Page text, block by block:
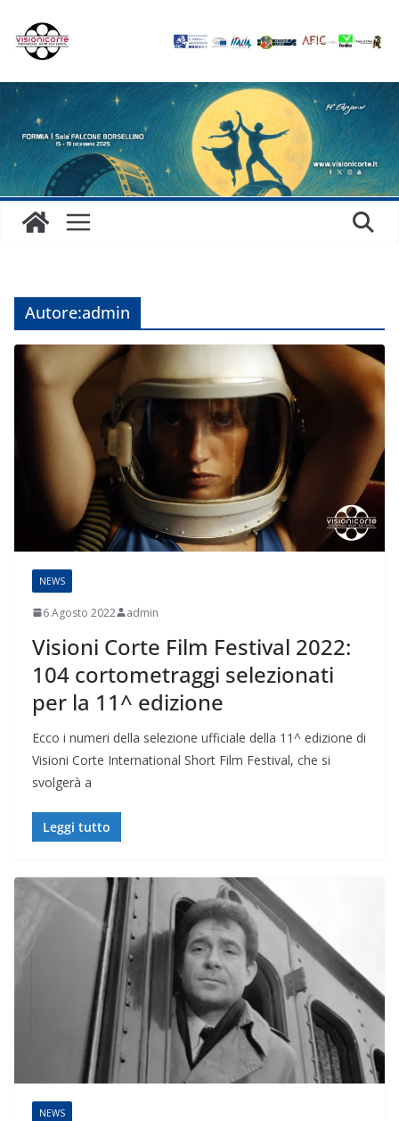
contenuto
Autore:admin
NEWS
6 Agosto 2022 admin
Visioni Corte Film Festival 2022:
104 cortometraggi selezionati
per la 11^ edizione
Ecco i numeri della selezione ufficiale della 11^ edizione di
Visioni Corte International Short Film Festival, che si
svolgerà a
Leggi tutto
NEWS